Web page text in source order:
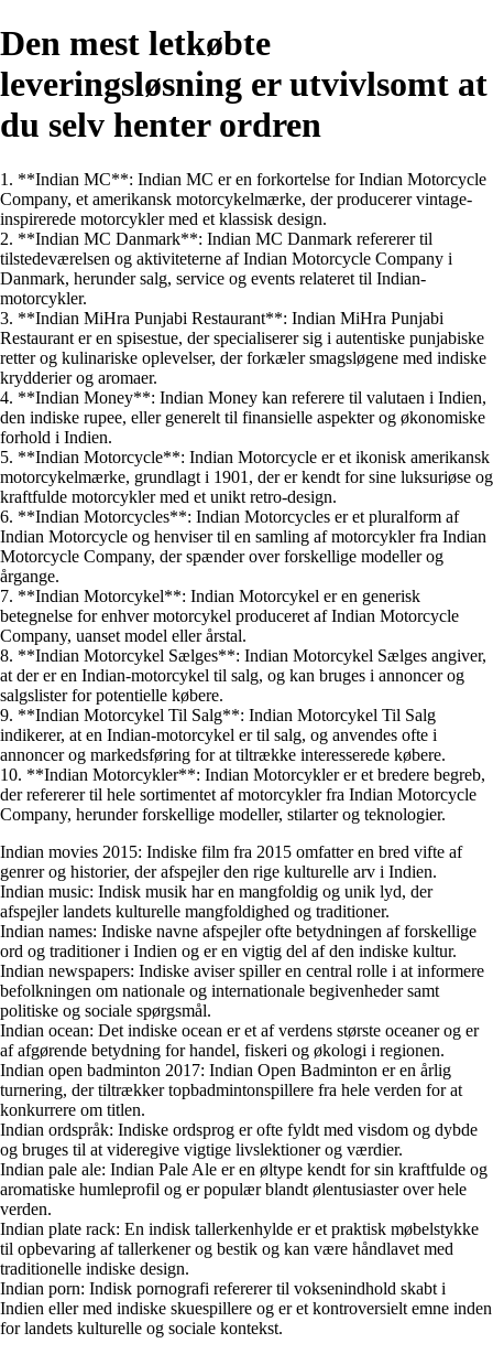
Den mest letkøbte
leveringsløsning er utvivlsomt at
du selv henter ordren
1. **Indian MC**: Indian MC er en forkortelse for Indian Motorcycle
Company, et amerikansk motorcykelmærke, der producerer vintage-
inspirerede motorcykler med et klassisk design.
2. **Indian MC Danmark**: Indian MC Danmark refererer til
tilstedeværelsen og aktiviteterne af Indian Motorcycle Company i
Danmark, herunder salg, service og events relateret til Indian-
motorcykler.
3. **Indian MiHra Punjabi Restaurant**: Indian MiHra Punjabi
Restaurant er en spisestue, der specialiserer sig i autentiske punjabiske
retter og kulinariske oplevelser, der forkæler smagsløgene med indiske
krydderier og aromaer.
4. **Indian Money**: Indian Money kan referere til valutaen i Indien,
den indiske rupee, eller generelt til finansielle aspekter og økonomiske
forhold i Indien.
5. **Indian Motorcycle**: Indian Motorcycle er et ikonisk amerikansk
motorcykelmærke, grundlagt i 1901, der er kendt for sine luksuriøse og
kraftfulde motorcykler med et unikt retro-design.
6. **Indian Motorcycles**: Indian Motorcycles er et pluralform af
Indian Motorcycle og henviser til en samling af motorcykler fra Indian
Motorcycle Company, der spænder over forskellige modeller og
årgange.
7. **Indian Motorcykel**: Indian Motorcykel er en generisk
betegnelse for enhver motorcykel produceret af Indian Motorcycle
Company, uanset model eller årstal.
8. **Indian Motorcykel Sælges**: Indian Motorcykel Sælges angiver,
at der er en Indian-motorcykel til salg, og kan bruges i annoncer og
salgslister for potentielle købere.
9. **Indian Motorcykel Til Salg**: Indian Motorcykel Til Salg
indikerer, at en Indian-motorcykel er til salg, og anvendes ofte i
annoncer og markedsføring for at tiltrække interesserede købere.
10. **Indian Motorcykler**: Indian Motorcykler er et bredere begreb,
der refererer til hele sortimentet af motorcykler fra Indian Motorcycle
Company, herunder forskellige modeller, stilarter og teknologier.
Indian movies 2015: Indiske film fra 2015 omfatter en bred vifte af
genrer og historier, der afspejler den rige kulturelle arv i Indien.
Indian music: Indisk musik har en mangfoldig og unik lyd, der
afspejler landets kulturelle mangfoldighed og traditioner.
Indian names: Indiske navne afspejler ofte betydningen af forskellige
ord og traditioner i Indien og er en vigtig del af den indiske kultur.
Indian newspapers: Indiske aviser spiller en central rolle i at informere
befolkningen om nationale og internationale begivenheder samt
politiske og sociale spørgsmål.
Indian ocean: Det indiske ocean er et af verdens største oceaner og er
af afgørende betydning for handel, fiskeri og økologi i regionen.
Indian open badminton 2017: Indian Open Badminton er en årlig
turnering, der tiltrækker topbadmintonspillere fra hele verden for at
konkurrere om titlen.
Indian ordspråk: Indiske ordsprog er ofte fyldt med visdom og dybde
og bruges til at videregive vigtige livslektioner og værdier.
Indian pale ale: Indian Pale Ale er en øltype kendt for sin kraftfulde og
aromatiske humleprofil og er populær blandt ølentusiaster over hele
verden.
Indian plate rack: En indisk tallerkenhylde er et praktisk møbelstykke
til opbevaring af tallerkener og bestik og kan være håndlavet med
traditionelle indiske design.
Indian porn: Indisk pornografi refererer til voksenindhold skabt i
Indien eller med indiske skuespillere og er et kontroversielt emne inden
for landets kulturelle og sociale kontekst.